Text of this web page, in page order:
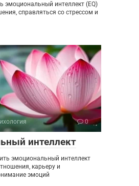
эмоциональный интеллект (EQ)
справляться со стрессом и
0
интеллект
эмоциональный интеллект
карьеру и
эмоций